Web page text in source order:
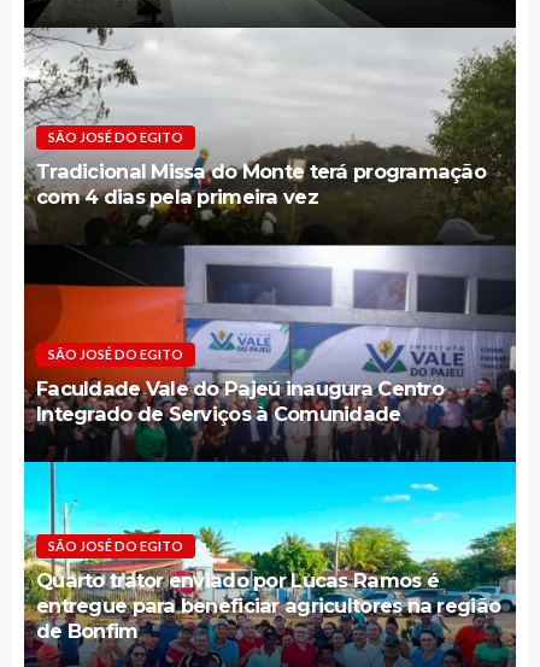
SÃO JOSÉ DO EGITO
Tradicional Missa do Monte terá programação
com 4 dias pela primeira vez
SÃO JOSÉ DO EGITO
Faculdade Vale do Pajeú inaugura Centro
Integrado de Serviços à Comunidade
SÃO JOSÉ DO EGITO
Quarto trator enviado por Lucas Ramos é
entregue para beneficiar agricultores na região
de Bonfim